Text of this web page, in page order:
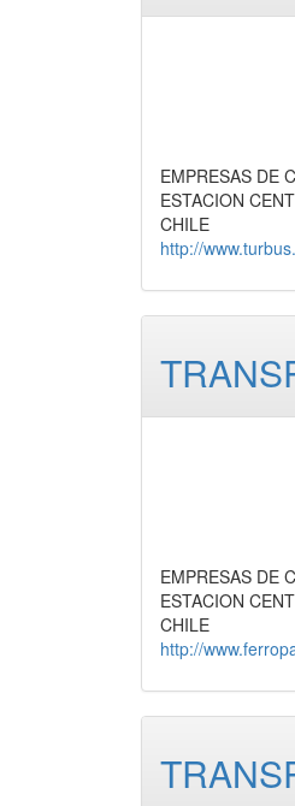
EMPRESAS DE
ESTACION
CHILE
http://
EMPRESAS DE
ESTACION
CHILE
http://